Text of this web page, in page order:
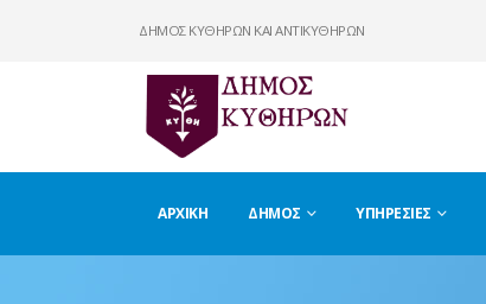
ΔΗΜΟΣ ΚΥΘΗΡΩΝ ΚΑΙ ΑΝΤΙΚΥΘΗΡΩΝ
ΑΡΧΙΚΉ ΔΉΜΟΣ ΥΠΗΡΕΣΊΕΣ